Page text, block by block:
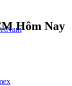
Hôm Nay